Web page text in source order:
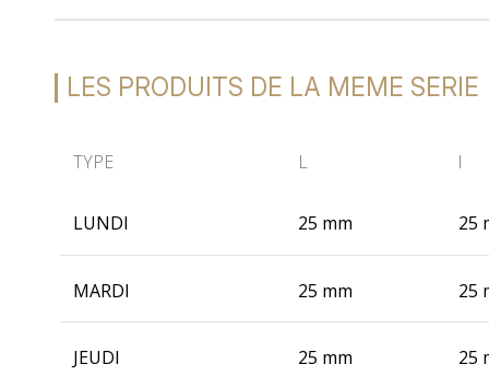
LES PRODUITS DE LA MEME SERIE
TYPE L l
LUNDI 25 mm 25
MARDI 25 mm 25
JEUDI 25 mm 25